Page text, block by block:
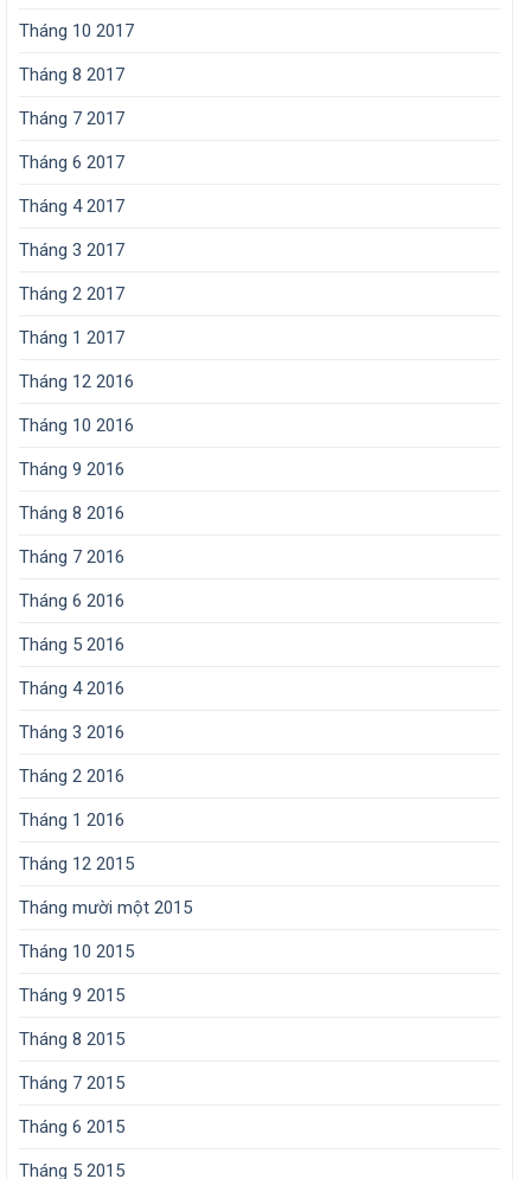
Tháng 10 2017
Tháng 8 2017
Tháng 7 2017
Tháng 6 2017
Tháng 4 2017
Tháng 3 2017
Tháng 2 2017
Tháng 1 2017
Tháng 12 2016
Tháng 10 2016
Tháng 9 2016
Tháng 8 2016
Tháng 7 2016
Tháng 6 2016
Tháng 5 2016
Tháng 4 2016
Tháng 3 2016
Tháng 2 2016
Tháng 1 2016
Tháng 12 2015
Tháng mười một 2015
Tháng 10 2015
Tháng 9 2015
Tháng 8 2015
Tháng 7 2015
Tháng 6 2015
Tháng 5 2015